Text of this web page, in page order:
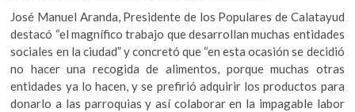
José Manuel Aranda, Presidente de los Populares de Calatayud
destacó “el magnífico trabajo que desarrollan muchas entidades
sociales en la ciudad” y concretó que “en esta ocasión se decidió
no hacer una recogida de alimentos, porque muchas otras
entidades ya lo hacen, y se prefirió adquirir los productos para
donarlo a las parroquias y así colaborar en la impagable labor